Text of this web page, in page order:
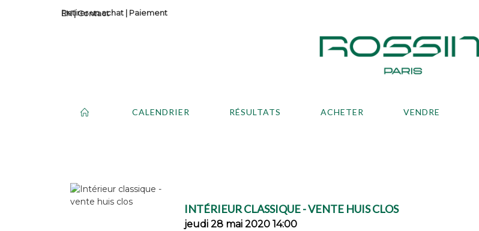
Contact
Retirer un achat | Paiement
CALENDRIER RÉSULTATS ACHETER VENDRE
INTÉRIEUR CLASSIQUE - VENTE HUIS CLOS
jeudi 28 mai 2020 14:00